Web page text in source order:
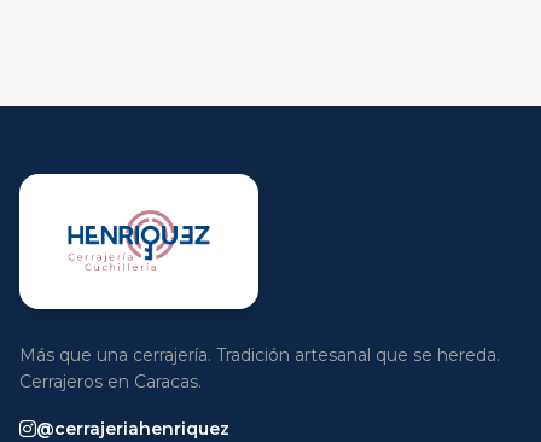
Más que una cerrajería. Tradición artesanal que se hereda.
Cerrajeros en Caracas.
@cerrajeriahenriquez